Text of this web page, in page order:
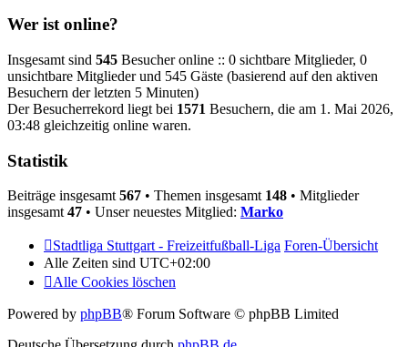
Wer ist online?
Insgesamt sind 545 Besucher online :: 0 sichtbare Mitglieder, 0
unsichtbare Mitglieder und 545 Gäste (basierend auf den aktiven
Besuchern der letzten 5 Minuten)
Der Besucherrekord liegt bei 1571 Besuchern, die am 1. Mai 2026,
03:48 gleichzeitig online waren.
Statistik
Beiträge insgesamt 567 • Themen insgesamt 148 • Mitglieder
insgesamt 47 • Unser neuestes Mitglied: Marko
Stadtliga Stuttgart - Freizeitfußball-Liga Foren-Übersicht
Alle Zeiten sind UTC+02:00
Alle Cookies löschen
Powered by phpBB® Forum Software © phpBB Limited